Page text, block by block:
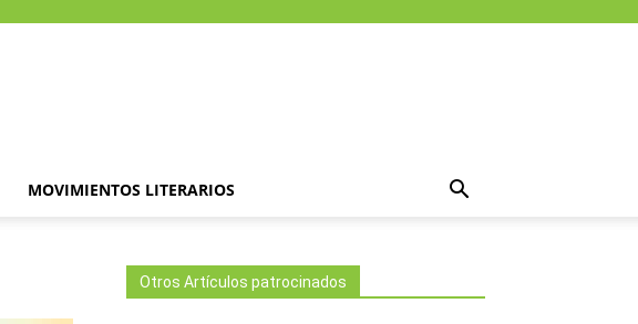
MOVIMIENTOS LITERARIOS
Otros Artículos patrocinados